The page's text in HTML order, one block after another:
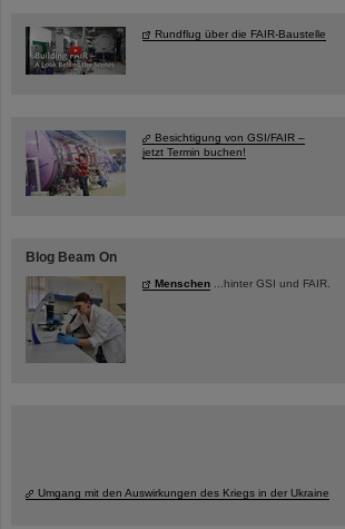
Rundflug über die FAIR-Baustelle
Besichtigung von GSI/FAIR –
jetzt Termin buchen!
Blog Beam On
Menschen ...hinter GSI und FAIR.
Umgang mit den Auswirkungen des Kriegs in der Ukraine